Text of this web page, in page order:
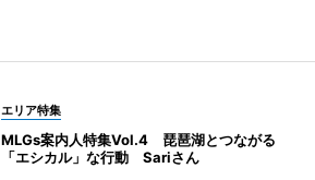
エリア特集
MLGs案内人特集Vol.4 琵琶湖とつながる
「エシカル」な行動 Sariさん